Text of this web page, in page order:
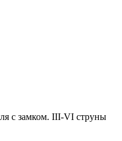
с замком. III-VI струны